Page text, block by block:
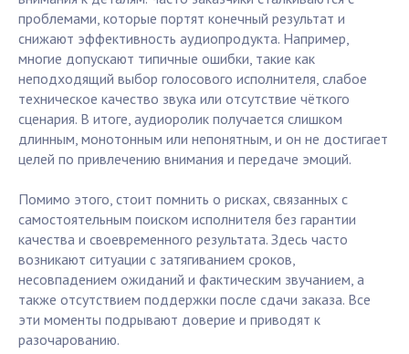
проблемами, которые портят конечный результат и
снижают эффективность аудиопродукта. Например,
многие допускают типичные ошибки, такие как
неподходящий выбор голосового исполнителя, слабое
техническое качество звука или отсутствие чёткого
сценария. В итоге, аудиоролик получается слишком
длинным, монотонным или непонятным, и он не достигает
целей по привлечению внимания и передаче эмоций.
Помимо этого, стоит помнить о рисках, связанных с
самостоятельным поиском исполнителя без гарантии
качества и своевременного результата. Здесь часто
возникают ситуации с затягиванием сроков,
несовпадением ожиданий и фактическим звучанием, а
также отсутствием поддержки после сдачи заказа. Все
эти моменты подрывают доверие и приводят к
разочарованию.